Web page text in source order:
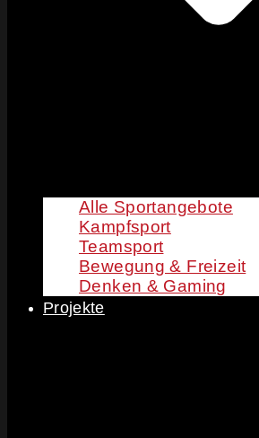
Alle Sportangebote
Kampfsport
Teamsport
Bewegung & Freizeit
Denken & Gaming
Projekte